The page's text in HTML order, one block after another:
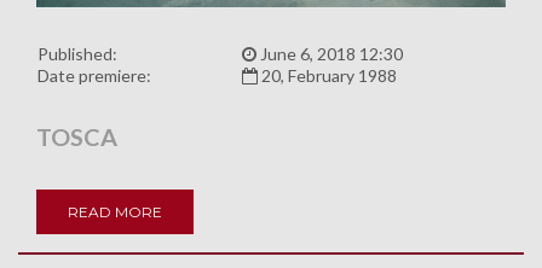
Published:
June 6, 2018 12:30
Date premiere:
20, February 1988
TOSCA
READ MORE